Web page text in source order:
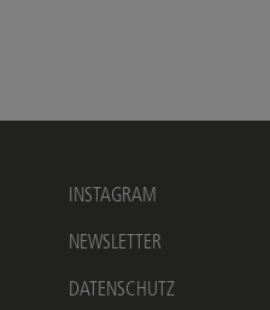
INSTAGRAM
NEWSLETTER
DATENSCHUTZ